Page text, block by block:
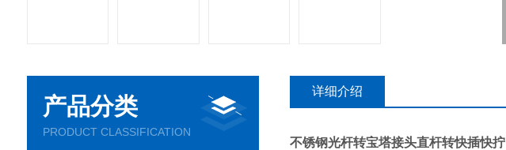
产品分类
PRODUCT CLASSIFICATION
详细介绍
不锈钢光杆转宝塔接头直杆转快插快拧